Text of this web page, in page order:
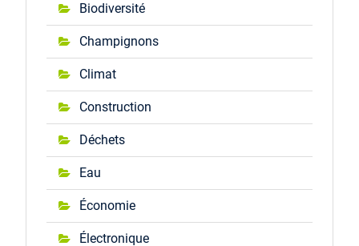
Biodiversité
Champignons
Climat
Construction
Déchets
Eau
Économie
Électronique